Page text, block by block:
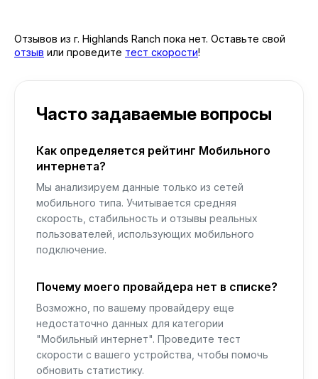
Отзывов из г. Highlands Ranch пока нет. Оставьте свой
отзыв или проведите тест скорости!
Часто задаваемые вопросы
Как определяется рейтинг Мобильного
интернета?
Мы анализируем данные только из сетей
мобильного типа. Учитывается средняя
скорость, стабильность и отзывы реальных
пользователей, использующих мобильного
подключение.
Почему моего провайдера нет в списке?
Возможно, по вашему провайдеру еще
недостаточно данных для категории
"Мобильный интернет". Проведите тест
скорости с вашего устройства, чтобы помочь
обновить статистику.